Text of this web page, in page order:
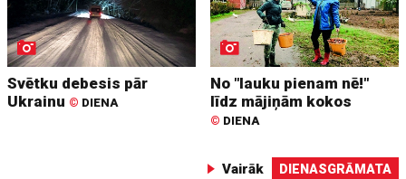
Svētku debesis pār
Ukrainu © DIENA
No "lauku pienam nē!"
līdz mājiņām kokos
© DIENA
Vairāk DIENASGRĀMATA